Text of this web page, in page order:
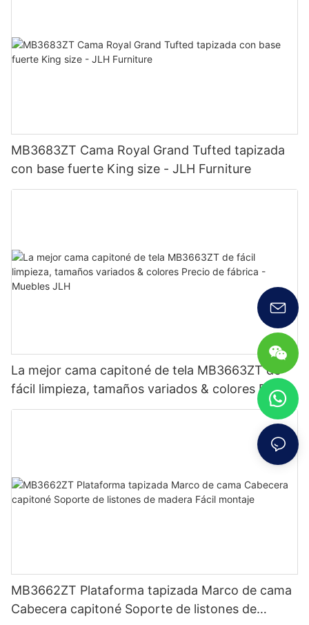
MB3683ZT Cama Royal Grand Tufted tapizada
con base fuerte King size - JLH Furniture
La mejor cama capitoné de tela MB3663ZT de
fácil limpieza, tamaños variados & colores Precio
de fábrica - Muebles JLH
MB3662ZT Plataforma tapizada Marco de cama
Cabecera capitoné Soporte de listones de